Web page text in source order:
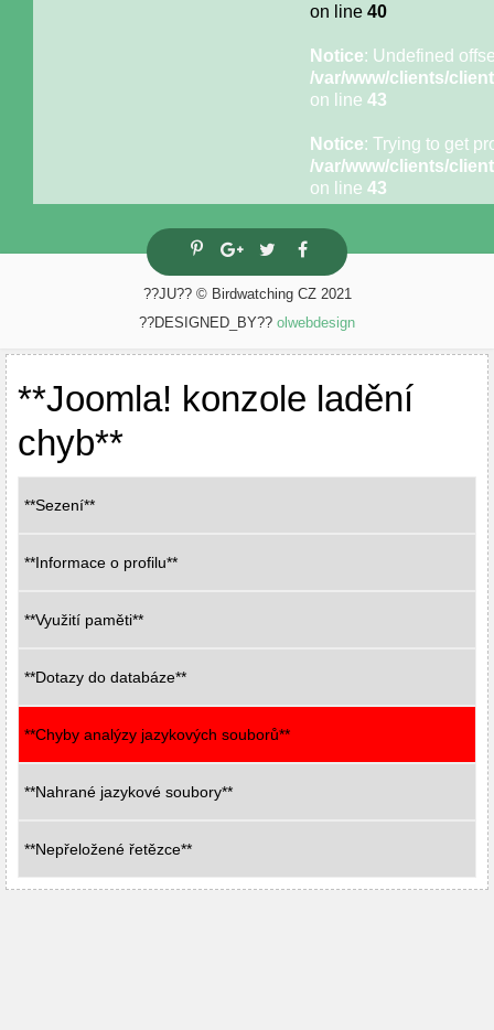
on line 40
Notice: Undefined
/var/www/clients/
on line 43
Notice: Trying to get
/var/www/clients/
on line 43
??JU?? © Birdwatching CZ 2021
??DESIGNED_BY?? olwebdesign
**Joomla! konzole ladění
chyb**
**Sezení**
**Informace o profilu**
**Využití paměti**
**Dotazy do databáze**
**Chyby analýzy jazykových souborů**
**Nahrané jazykové soubory**
**Nepřeložené řetězce**